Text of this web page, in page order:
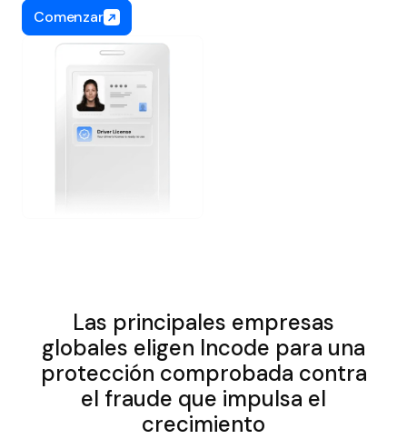
Comenzar
Las principales empresas
globales eligen Incode para una
protección comprobada contra
el fraude que impulsa el
crecimiento